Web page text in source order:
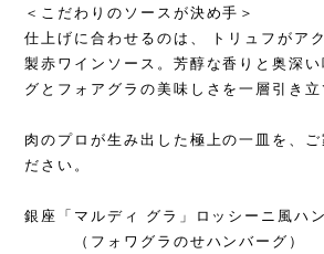
＜こだわりのソースが決め手＞
仕上げに合わせるのは、 トリュフがア
製赤ワインソース。芳醇な香りと奥深
グとフォアグラの美味しさを一層引き立
肉のプロが生み出した極上の一皿を、ご
ださい。
銀座「マルディ グラ」ロッシーニ風ハ
（フォワグラのせハンバーグ）